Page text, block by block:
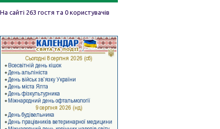
На сайті 263 гостя та 0 користувачів